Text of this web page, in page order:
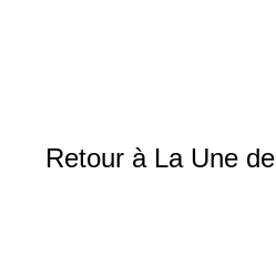
Retour à La Une de